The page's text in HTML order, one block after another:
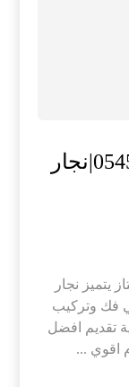
نجار في ابوظبي |0545574752|نجار
ممتاز يتميز نجار
فك وتركيب
تقديم افضل
اقوي ...